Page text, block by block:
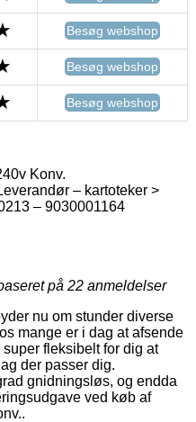
Besøg webshop
Besøg webshop
Besøg webshop
Konv.
– kartoteker >
– 9030001164
på 22 anmeldelser
nu om stunder diverse
mange er i dag at afsende
fleksibelt for dig at
der passer dig.
gnidningsløs, og endda
ved køb af